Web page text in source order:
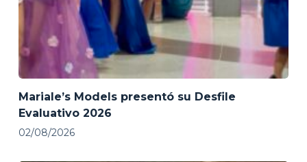
Mariale’s Models presentó su Desfile
Evaluativo 2026
02/08/2026